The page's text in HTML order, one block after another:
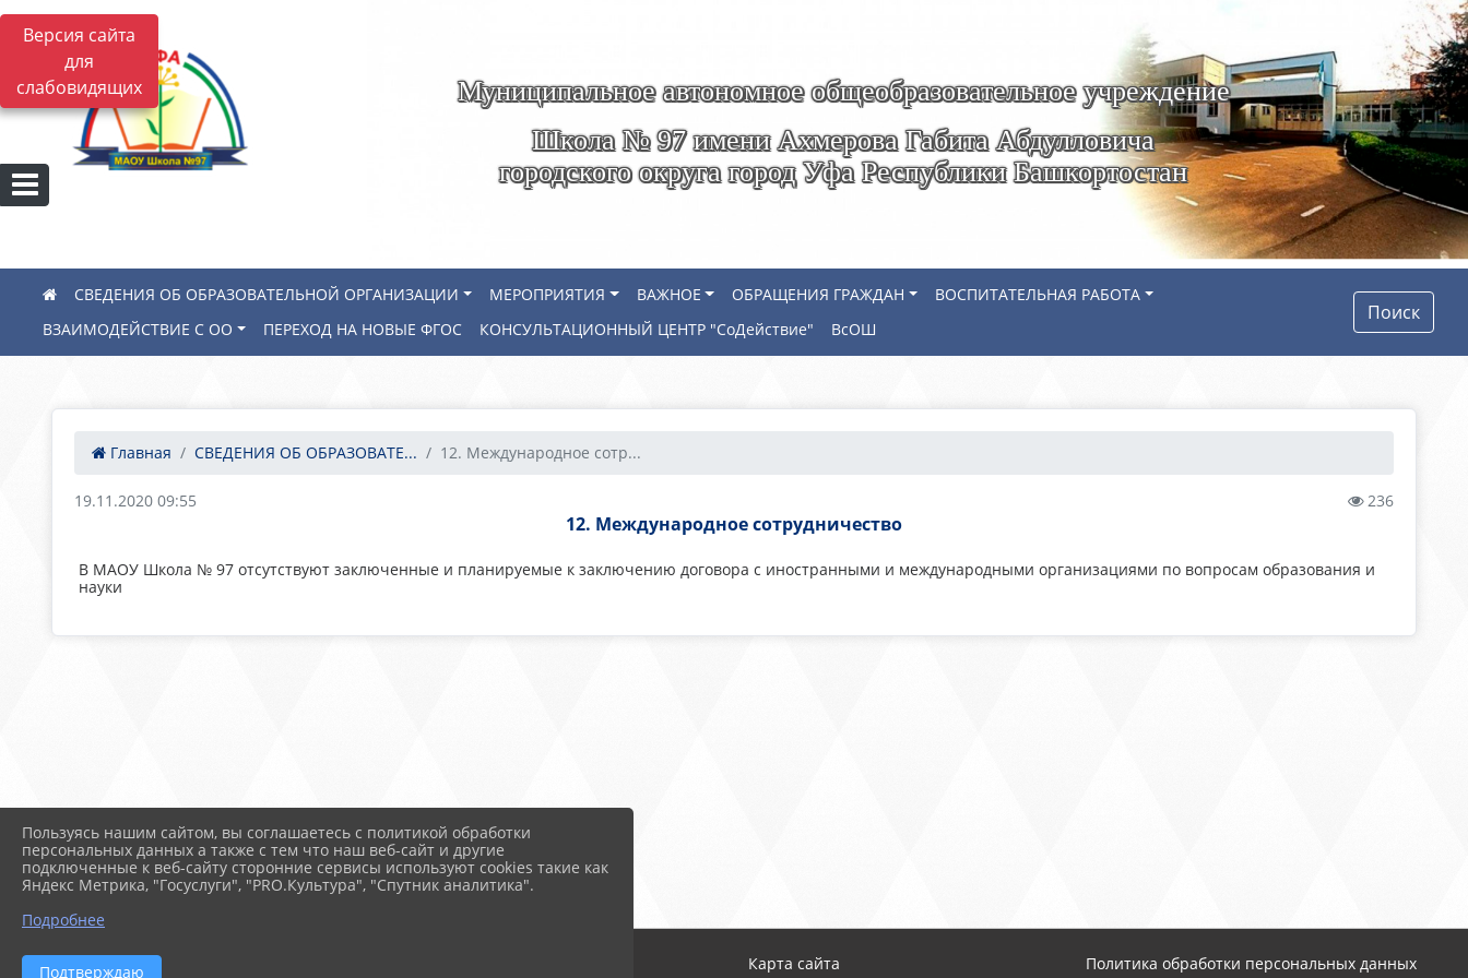
Версия сайта
для
слабовидящих
Муниципальное автономное общеобразовательное учреждение
Школа № 97 имени Ахмерова Габита Абдулловича
городского округа город Уфа Республики Башкортостан
СВЕДЕНИЯ ОБ ОБРАЗОВАТЕЛЬНОЙ ОРГАНИЗАЦИИ МЕРОПРИЯТИЯ ВАЖНОЕ ОБРАЩЕНИЯ ГРАЖДАН
ВОСПИТАТЕЛЬНАЯ РАБОТА
ВЗАИМОДЕЙСТВИЕ С ОО
ПЕРЕХОД НА НОВЫЕ ФГОС КОНСУЛЬТАЦИОННЫЙ ЦЕНТР "СоДействие" ВсОШ
Поиск
Главная СВЕДЕНИЯ ОБ ОБРАЗОВАТЕ... 12. Международное сотр...
19.11.2020 09:55 236
12. Международное сотрудничество
В МАОУ Школа № 97 отсутствуют заключенные и планируемые к заключению договора с иностранными и международными организациями по вопросам образования и
науки
2026 г. school97-ufa.ru Карта сайта Политика обработки персональных данных
Пользуясь нашим сайтом, вы соглашаетесь с политикой обработки
персональных данных а также с тем что наш веб-сайт и другие
подключенные к веб-сайту сторонние сервисы используют cookies такие как
Яндекс Метрика, "Госуслуги", "PRO.Культура", "Спутник аналитика".
Подробнее
Подтверждаю